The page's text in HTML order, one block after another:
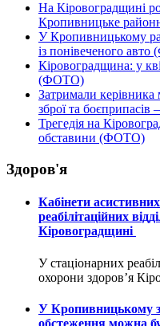
На Кіровоградщині
Кропивницьке
У Кропивницькому
із понівеченого
Кіровоградщина: у
(ФОТО)
Затримали керівника
зброї та боєприпасів
Трегедія на
обставини (ФОТО)
Здоров'я
Кабінети
реабілітаційних
Кіровоградщині
У стаціонарних
охорони здоров’я
У Кропивницькому
обстеження можна